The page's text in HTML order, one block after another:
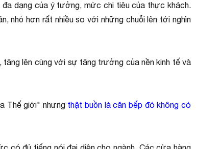
dạng của ý tưởng, mức chi tiêu của thực khách.
nhỏ hơn rất nhiều so với những chuỗi lên tới nghìn
lên cùng với sự tăng trưởng của nền kinh tế và
Thế giới" nhưng thật buồn là căn bếp đó không có